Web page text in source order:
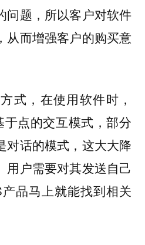
问题，所以客户对软件
从而增强客户的购买意
式，在使用软件时，
点的交互模式，部分
对话的模式，这大大降
用户需要对其发送自己
品马上就能找到相关